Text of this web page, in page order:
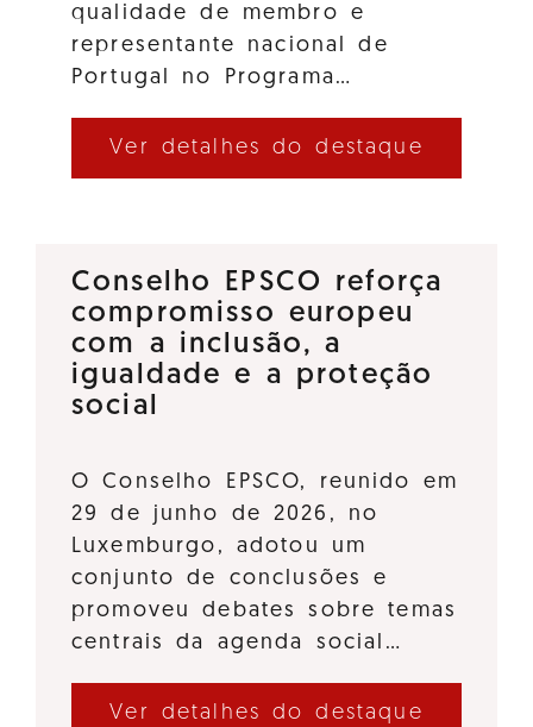
qualidade de membro e
representante nacional de
Portugal no Programa…
Ver detalhes do destaque
Conselho EPSCO reforça
compromisso europeu
com a inclusão, a
igualdade e a proteção
social
O Conselho EPSCO, reunido em
29 de junho de 2026, no
Luxemburgo, adotou um
conjunto de conclusões e
promoveu debates sobre temas
centrais da agenda social…
Ver detalhes do destaque